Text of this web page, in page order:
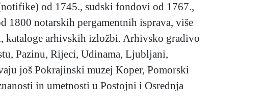
od 1745., sudski fondovi od 1767.,
1800 notarskih pergamentnih isprava, više
kataloge arhivskih izložbi. Arhivsko gradivo
Pazinu, Rijeci, Udinama, Ljubljani,
još Pokrajinski muzej Koper, Pomorski
in umetnosti u Postojni i Osrednja